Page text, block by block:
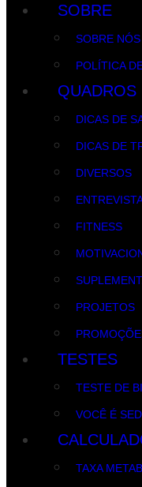
SOBRE
SOBRE NÓS
POLÍTICA
QUADROS
DICAS DE
DICAS DE
DIVERSOS
FITNESS
PROJETOS
TESTES
TESTE DE
VOCÊ É
TAXA